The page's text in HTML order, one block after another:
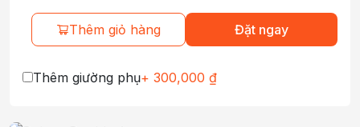
Thêm giỏ hàng Đặt ngay
Thêm giường phụ+ 300,000 ₫